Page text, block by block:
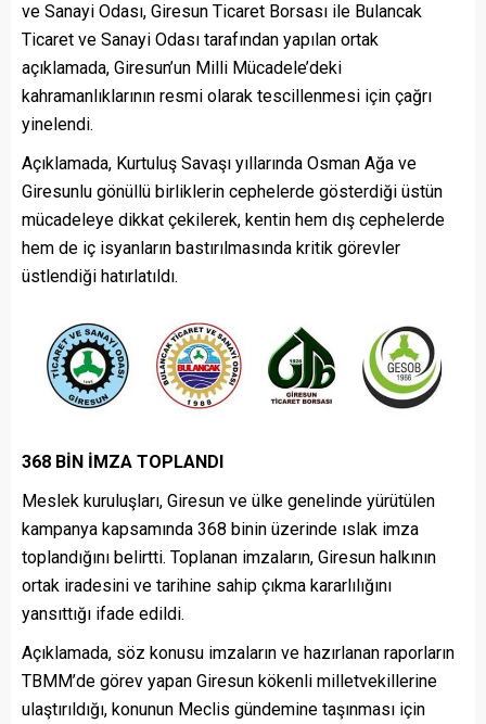
ve Sanayi Odası, Giresun Ticaret Borsası ile Bulancak
Ticaret ve Sanayi Odası tarafından yapılan ortak
açıklamada, Giresun’un Milli Mücadele’deki
kahramanlıklarının resmi olarak tescillenmesi için çağrı
yinelendi.
Açıklamada, Kurtuluş Savaşı yıllarında Osman Ağa ve
Giresunlu gönüllü birliklerin cephelerde gösterdiği üstün
mücadeleye dikkat çekilerek, kentin hem dış cephelerde
hem de iç isyanların bastırılmasında kritik görevler
üstlendiği hatırlatıldı.
368 BİN İMZA TOPLANDI
Meslek kuruluşları, Giresun ve ülke genelinde yürütülen
kampanya kapsamında 368 binin üzerinde ıslak imza
toplandığını belirtti. Toplanan imzaların, Giresun halkının
ortak iradesini ve tarihine sahip çıkma kararlılığını
yansıttığı ifade edildi.
Açıklamada, söz konusu imzaların ve hazırlanan raporların
TBMM’de görev yapan Giresun kökenli milletvekillerine
ulaştırıldığı, konunun Meclis gündemine taşınması için